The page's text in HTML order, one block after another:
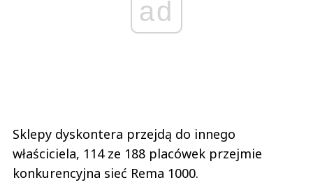
ad
Sklepy dyskontera przejdą do innego
właściciela, 114 ze 188 placówek przejmie
konkurencyjna sieć Rema 1000.